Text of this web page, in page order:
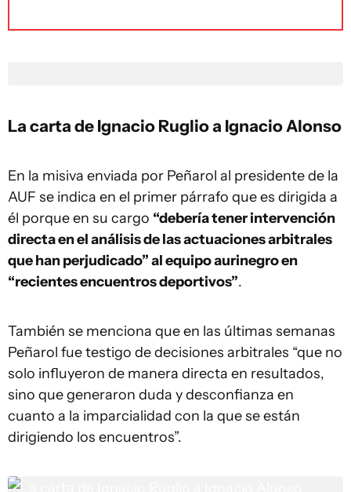
La carta de Ignacio Ruglio a Ignacio Alonso
En la misiva enviada por Peñarol al presidente de la
AUF se indica en el primer párrafo que es dirigida a
él porque en su cargo “debería tener intervención
directa en el análisis de las actuaciones arbitrales
que han perjudicado” al equipo aurinegro en
“recientes encuentros deportivos”.
También se menciona que en las últimas semanas
Peñarol fue testigo de decisiones arbitrales “que no
solo influyeron de manera directa en resultados,
sino que generaron duda y desconfianza en
cuanto a la imparcialidad con la que se están
dirigiendo los encuentros”.